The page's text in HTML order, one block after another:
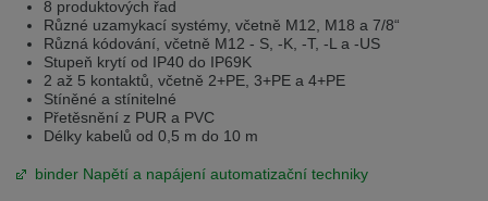
8 produktových řad
Různé uzamykací systémy, včetně M12, M18 a 7/8“
Různá kódování, včetně M12 - S, -K, -T, -L a -US
Stupeň krytí od IP40 do IP69K
2 až 5 kontaktů, včetně 2+PE, 3+PE a 4+PE
Stíněné a stínitelné
Přetěsnění z PUR a PVC
Délky kabelů od 0,5 m do 10 m
binder Napětí a napájení automatizační techniky